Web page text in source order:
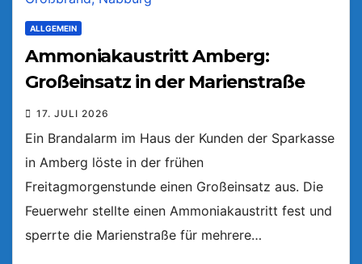
ALLGEMEIN
Ammoniakaustritt Amberg:
Großeinsatz in der Marienstraße
17. JULI 2026
Ein Brandalarm im Haus der Kunden der Sparkasse
in Amberg löste in der frühen
Freitagmorgenstunde einen Großeinsatz aus. Die
Feuerwehr stellte einen Ammoniakaustritt fest und
sperrte die Marienstraße für mehrere…